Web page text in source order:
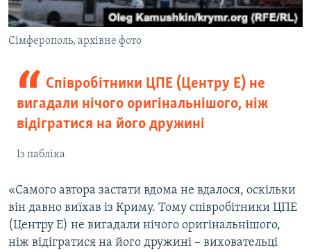
Сімферополь, архівне фото
Співробітники ЦПЕ (Центру Е) не
вигадали нічого оригінальнішого, ніж
відігратися на його дружині
Із пабліка
«Самого автора застати вдома не вдалося, оскільки
він давно виїхав із Криму. Тому співробітники ЦПЕ
(Центру Е) не вигадали нічого оригінальнішого,
ніж відігратися на його дружині – виховательці